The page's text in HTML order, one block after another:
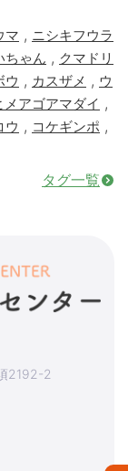
マ , ニシキフウラ
ちゃん , クマドリ
ウ , カスザメ , ウ
メアゴアマダイ ,
ウ , コケギンポ ,
タグ一覧
2192-2